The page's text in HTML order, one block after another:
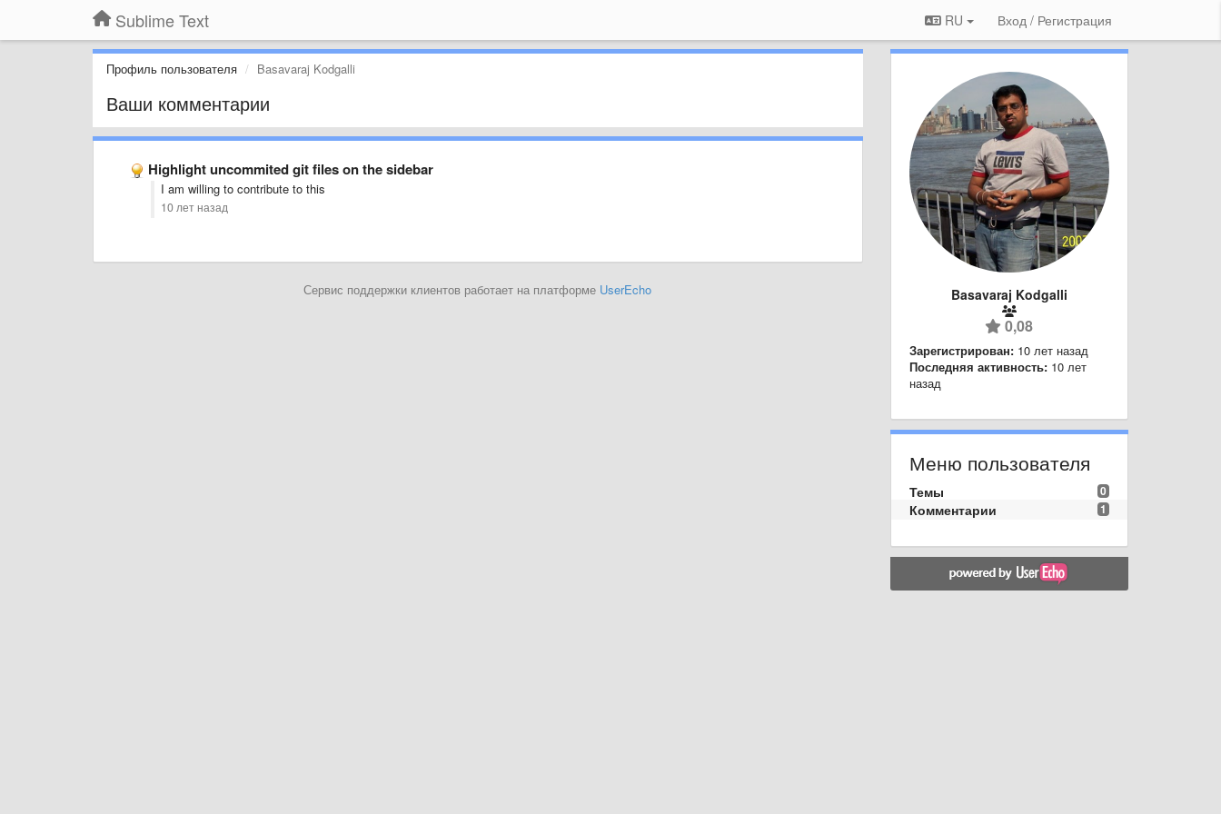
Sublime Text RU Вход / Регистрация
Профиль пользователя Basavaraj Kodgalli
Ваши комментарии
Highlight uncommited git files on the sidebar
I am willing to contribute to this
10 лет назад
Сервис поддержки клиентов работает на платформе UserEcho Basavaraj Kodgalli
0,08
Зарегистрирован: 10 лет назад
Последняя активность: 10 лет
назад
Меню пользователя
0
Темы
1
Комментарии